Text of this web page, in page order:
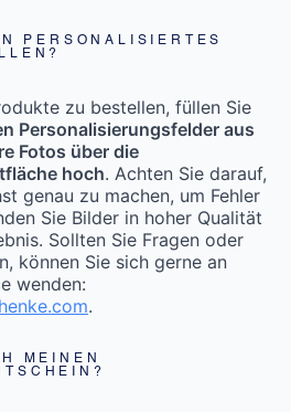
PERSONALISIERTES
zu bestellen, füllen Sie
Personalisierungsfelder aus
Fotos über die
hoch. Achten Sie darauf,
genau zu machen, um Fehler
Sie Bilder in hoher Qualität
Sollten Sie Fragen oder
können Sie sich gerne an
wenden:
.
MEINEN